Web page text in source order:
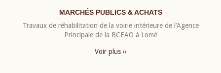
MARCHÉS PUBLICS & ACHATS
Travaux de réhabilitation de la voirie intérieure de l’Agence
Principale de la BCEAO à Lomé
Voir plus ››